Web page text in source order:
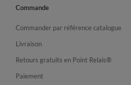
Commande
Commander par référence catalogue
Livraison
Retours gratuits en Point Relais®
Paiement